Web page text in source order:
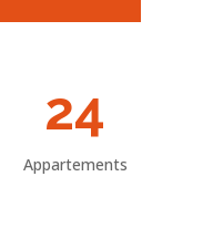
24
Appartements